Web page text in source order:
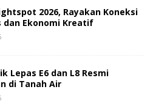
2026, Rayakan Koneksi
dan Ekonomi Kreatif
Lepas E6 dan L8 Resmi
di Tanah Air